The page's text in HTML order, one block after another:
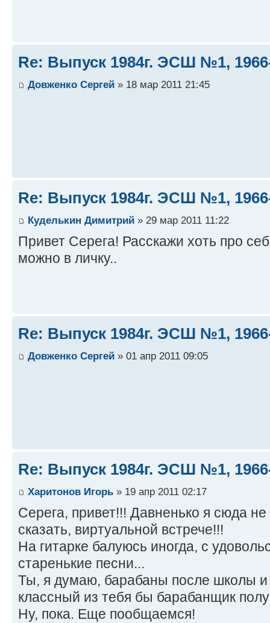
Re: Выпуск 1984г. ЭСШ №1,
Довженко Сергей » 18 мар 2011 21:45
Re: Выпуск 1984г. ЭСШ №1,
Куделькин Димитрий » 29 мар 2011 11:22
Привет Серега! Расскажи хоть про
можно в личку..
Re: Выпуск 1984г. ЭСШ №1,
Довженко Сергей » 01 апр 2011 09:05
Re: Выпуск 1984г. ЭСШ №1,
Харитонов Игорь » 19 апр 2011 02:17
Серега, привет!!! Давненько я сюда
сказать, виртуальной встрече!!!
На гитарке балуюсь иногда, с
старенькие песни...
Ты, я думаю, барабаны после школы
классный из тебя бы барабанщик
Ну, пока. Еще пообщаемся!